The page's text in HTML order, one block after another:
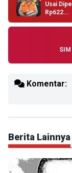
Usai
Rp622...
Komentar:
Berita Lainnya